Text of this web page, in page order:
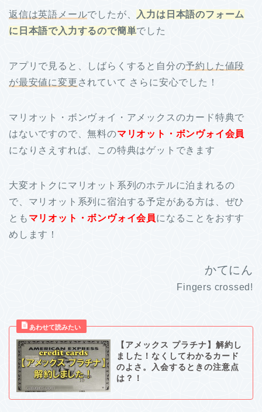
返信は英語メールでしたが、
入力は日本語のフォーム
に日本語で入力するので簡単でした
アプリで見ると、しばらくすると自分の予約した値段
が最安値に変更 されていて さらに安心でした！
マリオット・ボンヴォイ・アメックスのカード特典で
はないですので、無料のマリオット・ボンヴォイ会員
になりさえすれば、この特典はゲットできます
大変オトクにマリオット系列のホテルに泊まれるの
で、マリオット系列に宿泊する予定がある方は、ぜひ
とも マリオット・ボンヴォイ会員になることをおすす
めします！
かてにん
Fingers crossed!
【アメックス プラチナ】解約し
ました！なくしてわかるカード
のよさ。入会するときの注意点
は？！